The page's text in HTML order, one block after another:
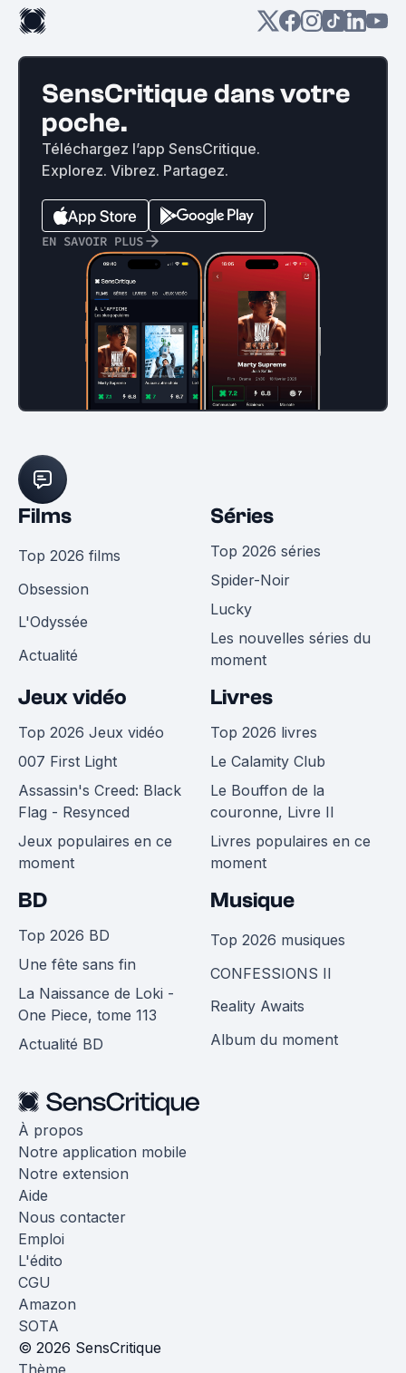
SensCritique dans votre
poche.
Téléchargez l’app SensCritique.
Explorez. Vibrez. Partagez.
EN SAVOIR PLUS
Films
Top 2026 films
Obsession
L'Odyssée
Actualité
Séries
Top 2026 séries
Spider-Noir
Lucky
Les nouvelles séries du
moment
Jeux vidéo
Top 2026 Jeux vidéo
007 First Light
Assassin's Creed: Black
Flag - Resynced
Jeux populaires en ce
moment
Livres
Top 2026 livres
Le Calamity Club
Le Bouffon de la
couronne, Livre II
Livres populaires en ce
moment
BD
Top 2026 BD
Une fête sans fin
La Naissance de Loki -
One Piece, tome 113
Actualité BD
Musique
Top 2026 musiques
CONFESSIONS II
Reality Awaits
Album du moment
À propos
Notre application mobile
Notre extension
Aide
Nous contacter
Emploi
L'édito
CGU
Amazon
SOTA
© 2026 SensCritique
Thème